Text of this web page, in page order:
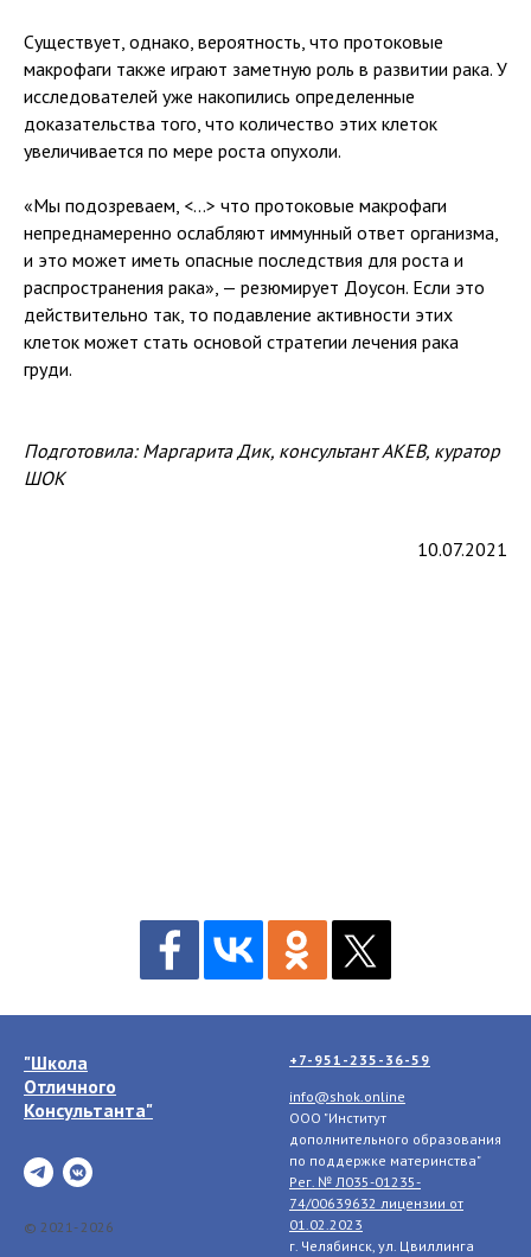
Существует, однако, вероятность, что протоковые
макрофаги также играют заметную роль в развитии рака. У
исследователей уже накопились определенные
доказательства того, что количество этих клеток
увеличивается по мере роста опухоли.
«Мы подозреваем, <…> что протоковые макрофаги
непреднамеренно ослабляют иммунный ответ организма,
и это может иметь опасные последствия для роста и
распространения рака», — резюмирует Доусон. Если это
действительно так, то подавление активности этих
клеток может стать основой стратегии лечения рака
груди.
Подготовила: Маргарита Дик, консультант АКЕВ, куратор
ШОК
10.07.2021
"Школа
Отличного
Консультанта"
© 2021- 2026
+7-951-235-36-59
info@shok.online
ООО "Институт
дополнительного образования
по поддержке материнства"
Рег. № Л035-01235-
74/00639632 лицензии от
01.02.2023
г. Челябинск, ул. Цвиллинга